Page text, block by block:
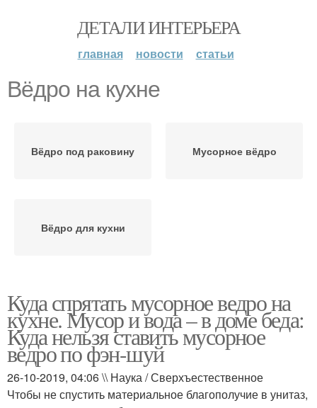
ДЕТАЛИ ИНТЕРЬЕРА
главная новости статьи
Вёдро на кухне
Вёдро под раковину Мусорное вёдро
Вёдро для кухни
Куда спрятать мусорное ведро на
кухне. Мусор и вода – в доме беда:
Куда нельзя ставить мусорное
ведро по фэн-шуй
26-10-2019, 04:06 \\ Наука / Сверхъестественное
Чтобы не спустить материальное благополучие в унитаз,